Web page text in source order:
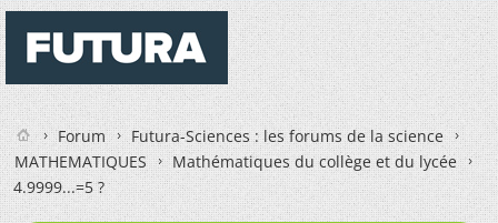
Forum
Futura-Sciences : les forums de la science
MATHEMATIQUES
Mathématiques du collège et du lycée
4.9999...=5 ?